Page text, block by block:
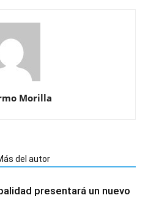
Morilla
del autor
presentará un nuevo